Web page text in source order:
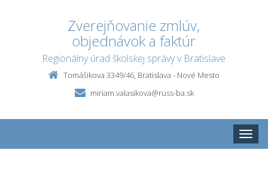
Zverejňovanie zmlúv,
objednávok a faktúr
Regionálny úrad školskej správy v Bratislave
Tomášikova 3349/46, Bratislava - Nové Mesto
miriam.valasikova@russ-ba.sk
Toggle